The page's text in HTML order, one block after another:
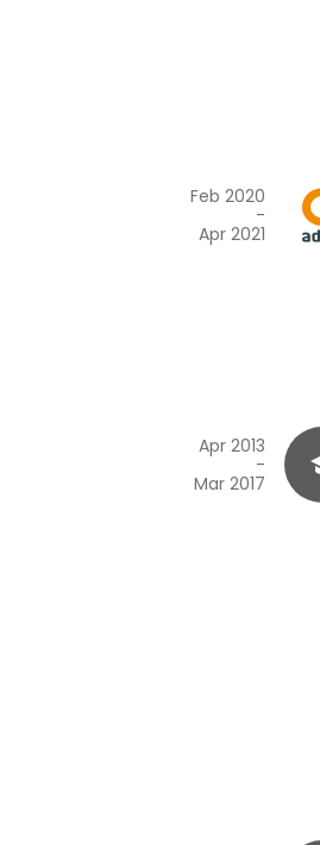
Feb 2020
-
Apr 2021
Apr 2013
-
Mar 2017